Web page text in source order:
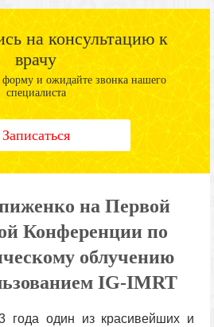
на консультацию к
врачу
форму и ожидайте звонка нашего
специалиста
Записаться
на Первой
Конференции по
облучению
IG-IMRT
года один из красивейших и